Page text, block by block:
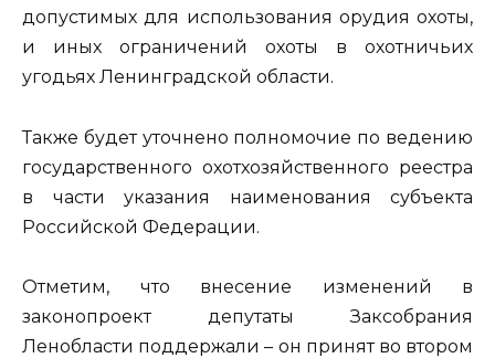
допустимых для использования орудия охоты,
и иных ограничений охоты в охотничьих
угодьях Ленинградской области.
Также будет уточнено полномочие по ведению
государственного охотхозяйственного реестра
в части указания наименования субъекта
Российской Федерации.
Отметим, что внесение изменений в
законопроект депутаты Заксобрания
Ленобласти поддержали – он принят во втором